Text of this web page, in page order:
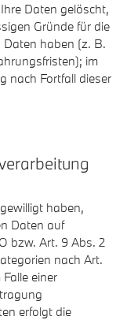
Daten gelöscht,
Gründe für die
haben (z. B.
im
nach Fortfall dieser
haben,
Daten auf
bzw. Art. 9 Abs. 2
nach Art.
einer
erfolgt die